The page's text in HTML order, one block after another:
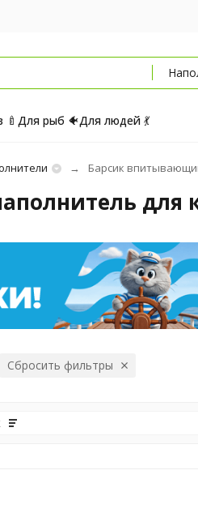
Для рыб 🐠Для людей 💃
Барсик
для
Сбросить фильтры